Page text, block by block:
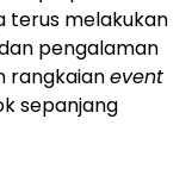
terus melakukan
pengalaman
rangkaianevent
sepanjang